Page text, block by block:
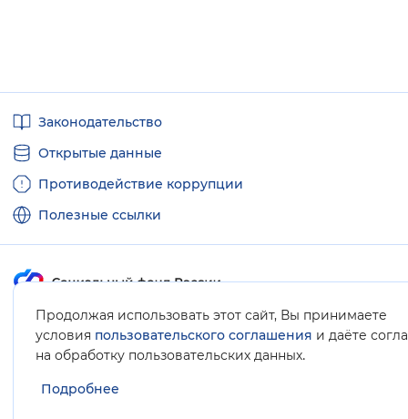
Продолжая использовать этот сайт, Вы принимаете
условия пользовательского соглашения и даёте
на обработку пользовательских данных.
Подробнее
ссылкиЗаконодательство
Открытые данные
Противодействие коррупции
Полезные ссылки
Карта сайта